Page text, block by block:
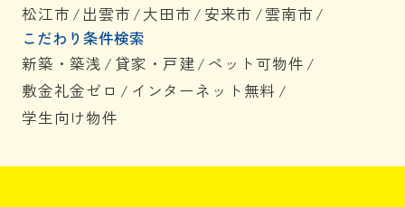
松江市 / 出雲市 /大田市 / 安来市 /雲南市 /
こだわり条件検索
新築・築浅 / 貸家・戸建/ ペット可物件 /
敷金礼金ゼロ / インターネット無料 /
学生向け物件